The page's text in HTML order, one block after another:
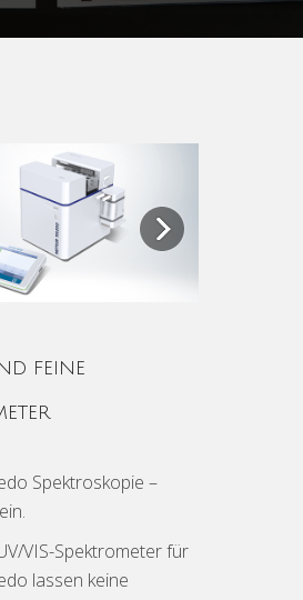
Next
FEINE
Spektroskopie –
VIS-Spektrometer für
lassen keine